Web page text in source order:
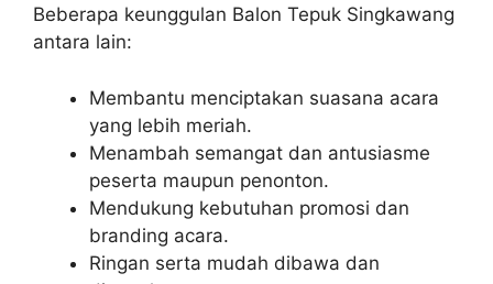
Beberapa keunggulan Balon Tepuk Singkawang
antara lain:
Membantu menciptakan suasana acara
yang lebih meriah.
Menambah semangat dan antusiasme
peserta maupun penonton.
Mendukung kebutuhan promosi dan
branding acara.
Ringan serta mudah dibawa dan